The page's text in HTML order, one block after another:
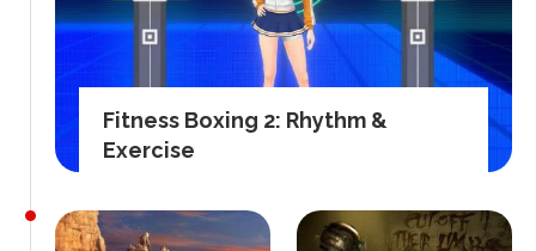
Fitness Boxing 2: Rhythm &
Exercise